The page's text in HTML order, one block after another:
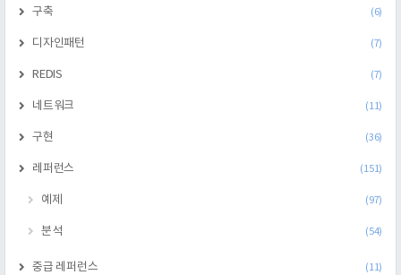
구축 (6)
디자인패턴 (7)
REDIS (7)
네트워크 (11)
구현 (36)
레퍼런스 (151)
예제 (97)
분석 (54)
중급 레퍼런스 (11)